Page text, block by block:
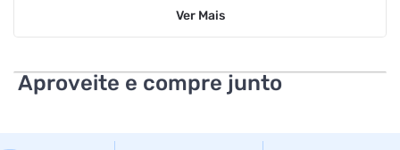
Ver Mais
Aproveite e compre junto